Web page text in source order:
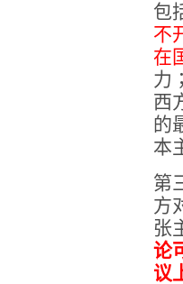
包
不
在
力
西
的
本
第
方
张
论
议